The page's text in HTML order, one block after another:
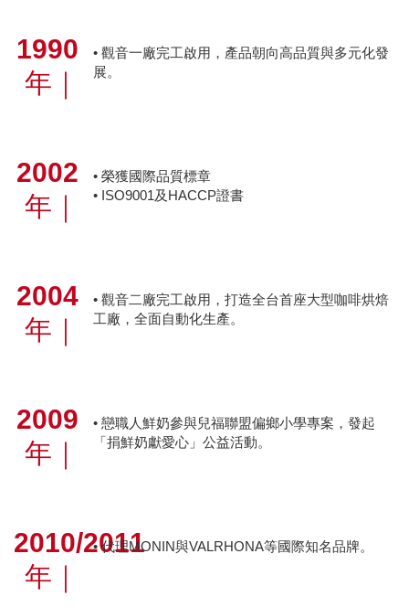
1990
年 ｜
• 觀音一廠完工啟用，產品朝向高品質與多元化發
展。
2002
年 ｜
• 榮獲國際品質標章
• ISO9001及HACCP證書
2004
年 ｜
• 觀音二廠完工啟用，打造全台首座大型咖啡烘焙
工廠，全面自動化生產。
2009
年 ｜
• 戀職人鮮奶參與兒福聯盟偏鄉小學專案，發起
「捐鮮奶獻愛心」公益活動。
2010/2011
年 ｜
• 代理MONIN與VALRHONA等國際知名品牌。